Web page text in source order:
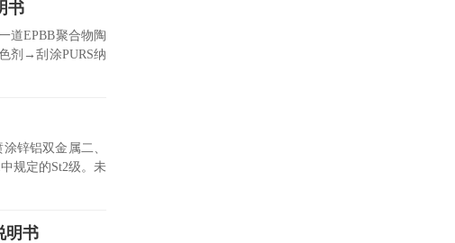
书
道EPBB聚合物陶
剂→刮涂PURS纳
锌铝双金属二、
规定的St2级。未
明书